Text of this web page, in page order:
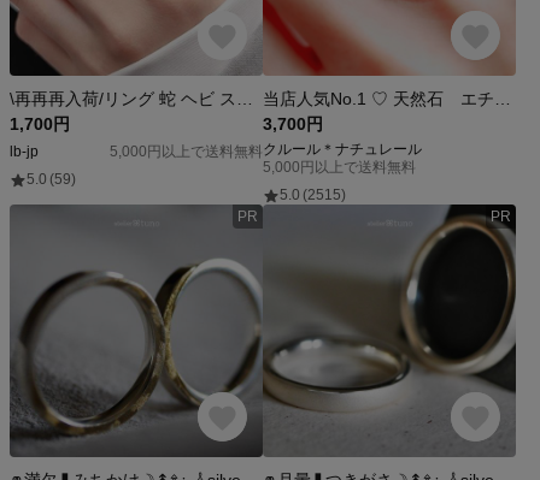
1,700円
lb-jp
5,000円以上で送料無料
5.0 (59)
3,700円
クルール＊ナチュレール
5,000円以上で送料無料
5.0 (2515)
PR
PR